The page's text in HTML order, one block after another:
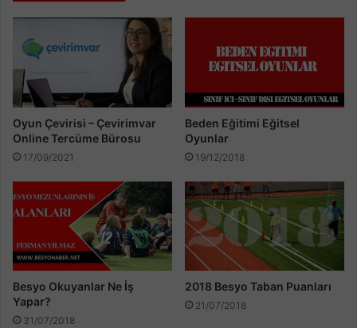
Oyun Çevirisi – Çevirimvar
Online Tercüme Bürosu
17/09/2021
Beden Eğitimi Eğitsel
Oyunlar
19/12/2018
Besyo Okuyanlar Ne İş
Yapar?
31/07/2018
2018 Besyo Taban Puanları
21/07/2018